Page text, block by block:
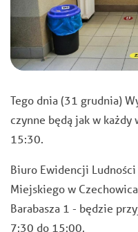
Tego dnia (31 grudnia)
czynne będą jak w
15:30.
Biuro Ewidencji
Miejskiego w
Barabasza 1 - będzie
7:30 do 15:00.